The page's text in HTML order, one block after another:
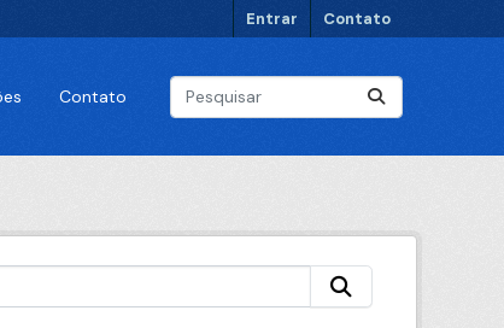
Entrar Contato
Contato